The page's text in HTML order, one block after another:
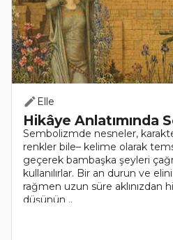
Elle
Hikâye Anlatımında
Sembolizmde nesneler,
renkler bile– kelime olarak
geçerek bambaşka şeyleri
kullanılırlar. Bir an durun ve
rağmen uzun süre aklınızdan
düşünün ..